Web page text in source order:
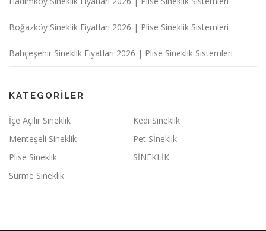
Boğazköy Sineklik Fiyatları 2026 | Plise Sineklik Sistemleri
Bahçeşehir Sineklik Fiyatları 2026 | Plise Sineklik Sistemleri
KATEGORILER
İçe Açılır Sineklik
Kedi Sineklik
Menteşeli Sineklik
Pet Sİneklik
Plise Sineklik
SİNEKLİK
Sürme Sineklik